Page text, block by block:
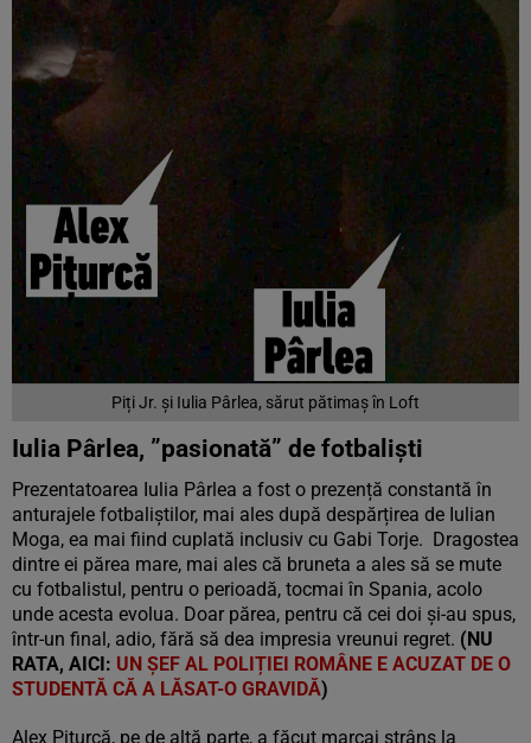
Piți Jr. și Iulia Pârlea, sărut pătimaș în Loft
Iulia Pârlea, ”pasionată” de fotbaliști
Prezentatoarea Iulia Pârlea a fost o prezență constantă în
anturajele fotbaliștilor, mai ales după despărțirea de Iulian
Moga, ea mai fiind cuplată inclusiv cu Gabi Torje. Dragostea
dintre ei părea mare, mai ales că bruneta a ales să se mute
cu fotbalistul, pentru o perioadă, tocmai în Spania, acolo
unde acesta evolua. Doar părea, pentru că cei doi și-au spus,
într-un final, adio, fără să dea impresia vreunui regret. (NU
RATA, AICI: UN ȘEF AL POLIȚIEI ROMÂNE E ACUZAT DE O
STUDENTĂ CĂ A LĂSAT-O GRAVIDĂ)
Alex Pițurcă, pe de altă parte, a făcut marcaj strâns la